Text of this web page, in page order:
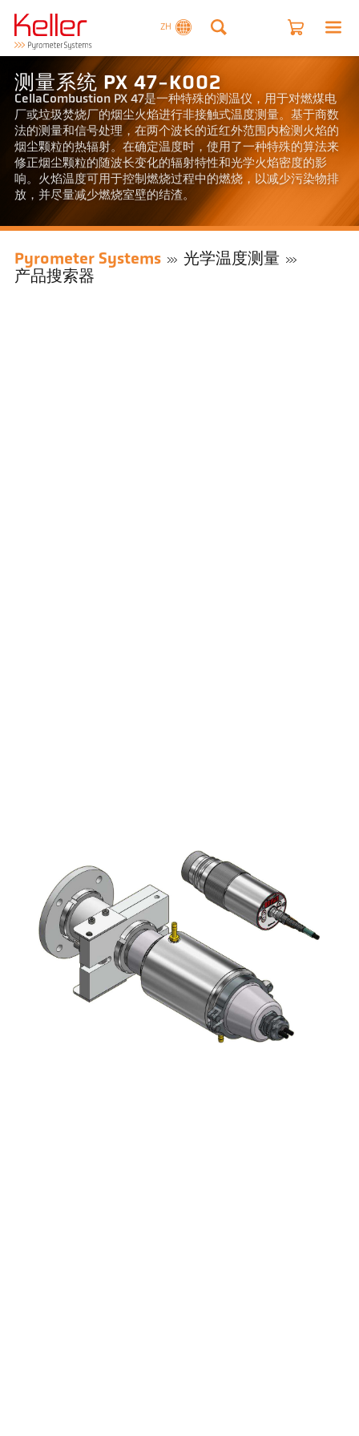
ZH
测量系统 PX 47-K002
CellaCombustion PX 47是一种特殊的测温仪，用于对燃煤电
厂或垃圾焚烧厂的烟尘火焰进行非接触式温度测量。基于商数
法的测量和信号处理，在两个波长的近红外范围内检测火焰的
烟尘颗粒的热辐射。在确定温度时，使用了一种特殊的算法来
修正烟尘颗粒的随波长变化的辐射特性和光学火焰密度的影
响。火焰温度可用于控制燃烧过程中的燃烧，以减少污染物排
放，并尽量减少燃烧室壁的结渣。
Pyrometer Systems
光学温度测量
产品搜索器